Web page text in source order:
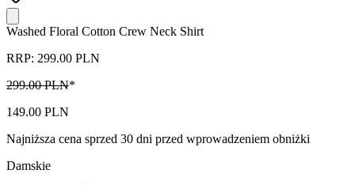
Washed Floral Cotton Crew Neck Shirt
RRP: 299.00 PLN
299.00 PLN*
149.00 PLN
Najniższa cena sprzed 30 dni przed wprowadzeniem obniżki
Damskie